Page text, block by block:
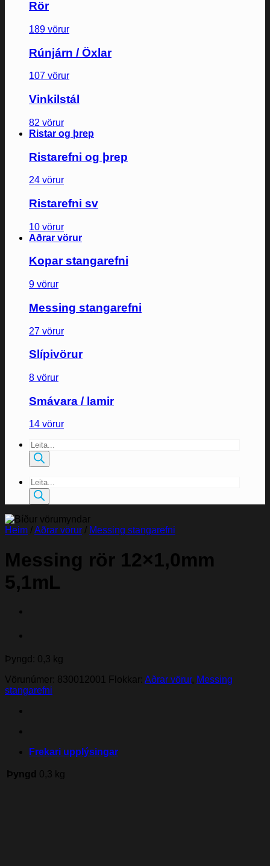
Rör
189 vörur
Rúnjárn / Öxlar
107 vörur
Vinkilstál
82 vörur
Ristar og þrep
Ristarefni og þrep
24 vörur
Ristarefni sv
10 vörur
Aðrar vörur
Kopar stangarefni
9 vörur
Messing stangarefni
27 vörur
Slípivörur
8 vörur
Smávara / lamir
14 vörur
Products
search
Products
search
Heim /Aðrar vörur / Messing stangarefni
Messing rör 12×1,0mm
5,1mL
Þyngd: 0,3 kg
Vörunúmer: 830012001 Flokkar: Aðrar vörur, Messing
stangarefni
Frekari upplýsingar
Þyngd 0,3 kg